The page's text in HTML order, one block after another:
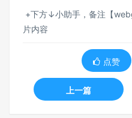
+下方↓小助手，备注【
片内容
点赞
上一篇